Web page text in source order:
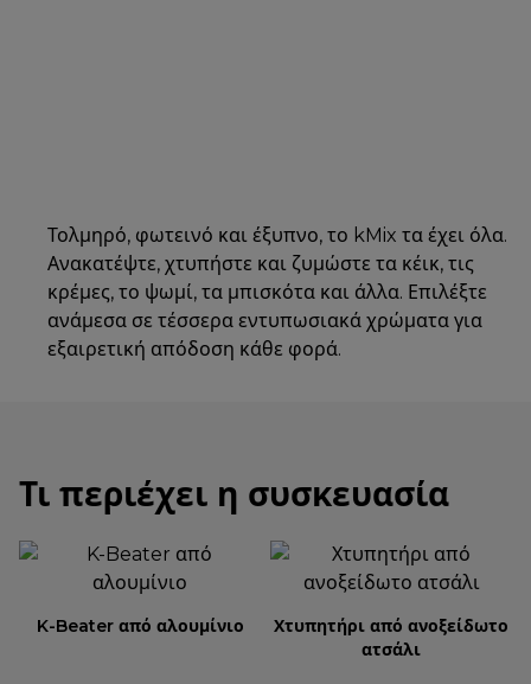
Τολμηρό, φωτεινό και έξυπνο, το kMix τα έχει όλα.
Ανακατέψτε, χτυπήστε και ζυμώστε τα κέικ, τις
κρέμες, το ψωμί, τα μπισκότα και άλλα. Επιλέξτε
ανάμεσα σε τέσσερα εντυπωσιακά χρώματα για
εξαιρετική απόδοση κάθε φορά.
Τι περιέχει η συσκευασία
K-Beater από αλουμίνιο
Χτυπητήρι από ανοξείδωτο
ατσάλι